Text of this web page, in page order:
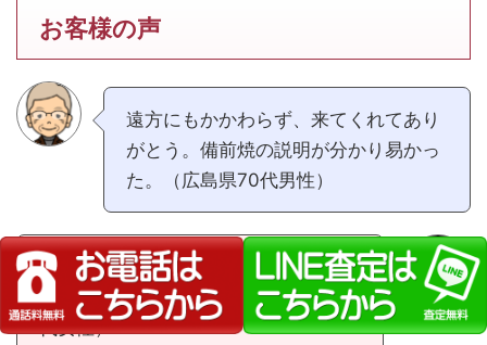
お客様の声
遠方にもかかわらず、来てくれてあり
がとう。備前焼の説明が分かり易かっ
た。（広島県70代男性）
遠方まで来て頂き、売れない物も引き
取って頂き助かりました。（広島県30
代女性）